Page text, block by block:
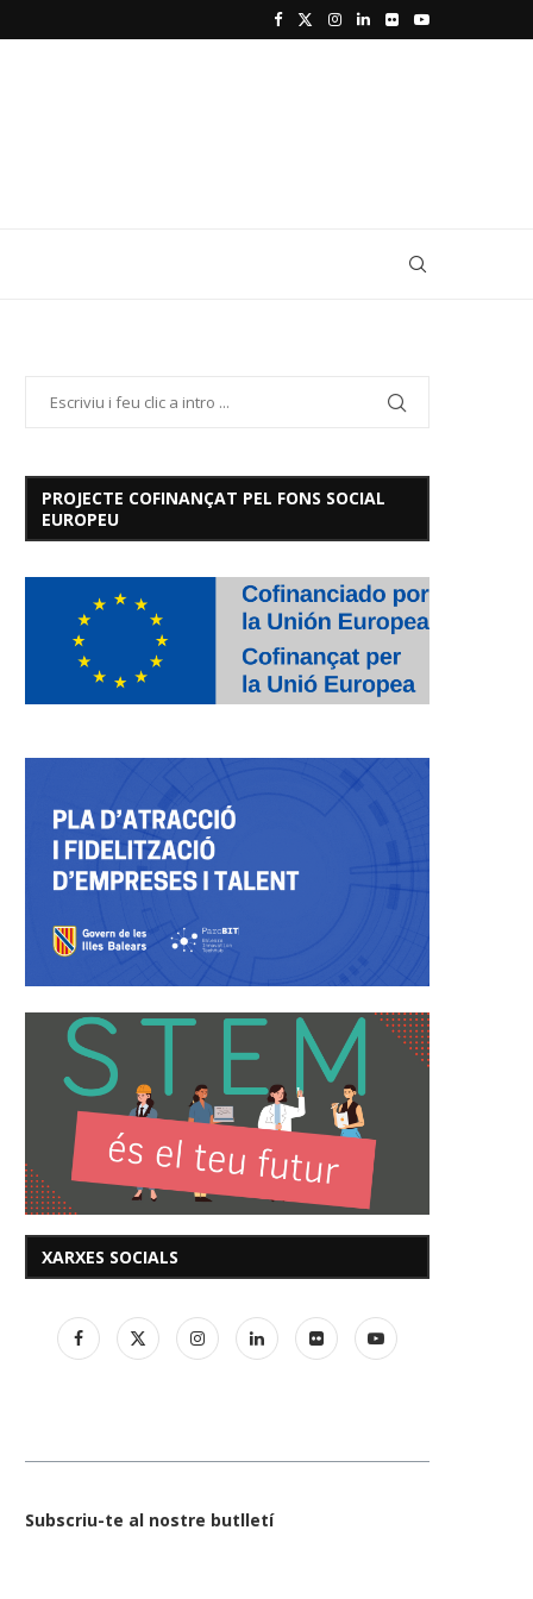
PROJECTE COFINANÇAT PEL FONS SOCIAL
EUROPEU
XARXES SOCIALS
Subscriu-te al nostre butlletí